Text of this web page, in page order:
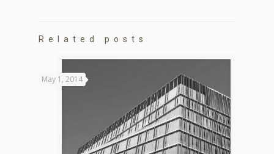
Related posts
May 1, 2014